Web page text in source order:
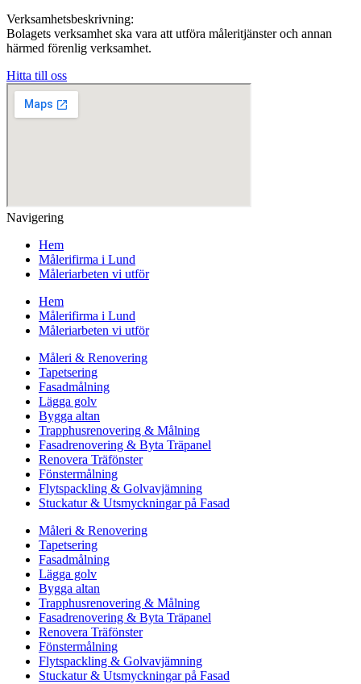
Verksamhetsbeskrivning:
Bolagets verksamhet ska vara att utföra måleritjänster och annan
härmed förenlig verksamhet.
Hitta till oss
Navigering
Hem
Målerifirma i Lund
Måleriarbeten vi utför
Hem
Målerifirma i Lund
Måleriarbeten vi utför
Måleri & Renovering
Tapetsering
Fasadmålning
Lägga golv
Bygga altan
Trapphusrenovering & Målning
Fasadrenovering & Byta Träpanel
Renovera Träfönster
Fönstermålning
Flytspackling & Golvavjämning
Stuckatur & Utsmyckningar på Fasad
Måleri & Renovering
Tapetsering
Fasadmålning
Lägga golv
Bygga altan
Trapphusrenovering & Målning
Fasadrenovering & Byta Träpanel
Renovera Träfönster
Fönstermålning
Flytspackling & Golvavjämning
Stuckatur & Utsmyckningar på Fasad